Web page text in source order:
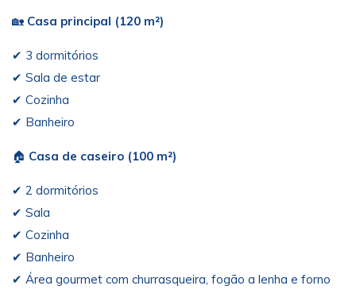
🏡 Casa principal (120 m²)
✔ 3 dormitórios
✔ Sala de estar
✔ Cozinha
✔ Banheiro
🏠 Casa de caseiro (100 m²)
✔ 2 dormitórios
✔ Sala
✔ Cozinha
✔ Banheiro
✔ Área gourmet com churrasqueira, fogão a lenha e forno